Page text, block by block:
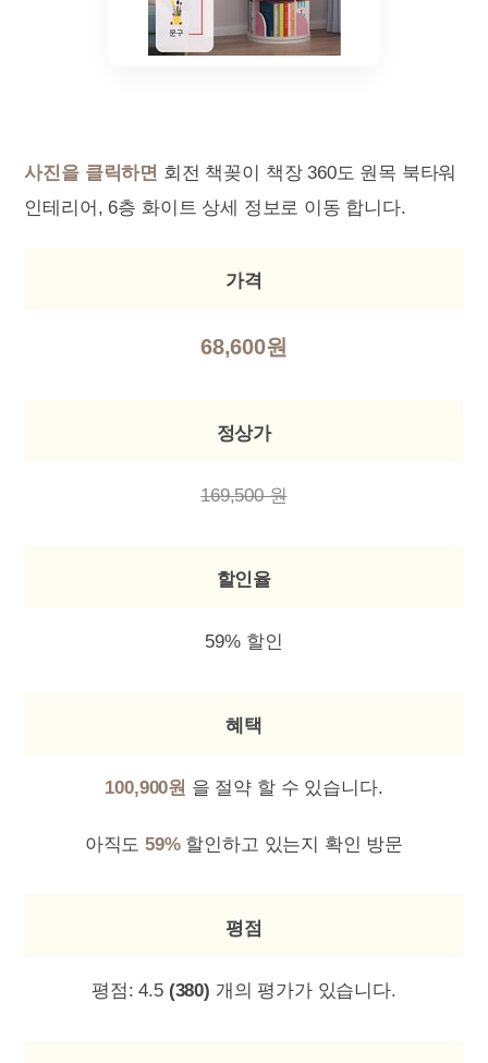
사진을 클릭하면 회전 책꽂이 책장 360도 원목 북타워
인테리어, 6층 화이트 상세 정보로 이동 합니다.
가격
68,600원
정상가
169,500 원
할인율
59% 할인
혜택
100,900원 을 절약 할 수 있습니다.
아직도59%할인하고 있는지 확인 방문
평점
평점:4.5 (380) 개의 평가가 있습니다.